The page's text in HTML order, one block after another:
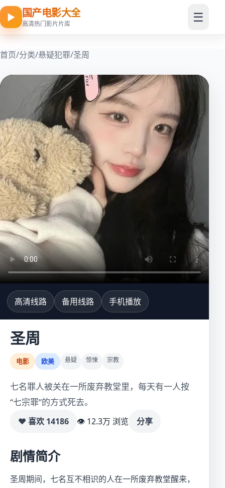
▶ 国产电影大全
高清热门影片片库 ☰
首页/分类/悬疑犯罪/圣周
高清线路 备用线路 手机播放
圣周
电影 欧美 悬疑 惊悚 宗教
七名罪人被关在一所废弃教堂里，每天有一人按
“七宗罪”的方式死去。
♥ 喜欢 14186 👁 12.3万 浏览 分享
剧情简介
圣周期间，七名互不相识的人在一所废弃教堂醒来，